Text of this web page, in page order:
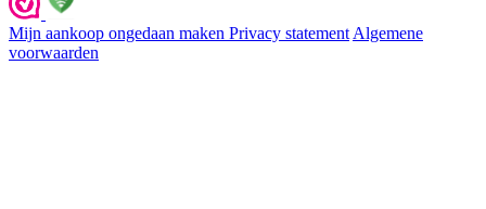
Mijn aankoop ongedaan maken Privacy statement Algemene
voorwaarden